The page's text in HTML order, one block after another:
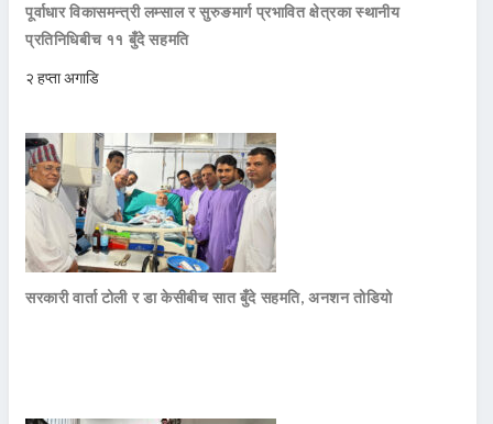
पूर्वाधार विकासमन्त्री लम्साल र सुरुङमार्ग प्रभावित क्षेत्रका स्थानीय
प्रतिनिधिबीच ११ बुँदे सहमति
२ हप्ता अगाडि
सरकारी वार्ता टोली र डा केसीबीच सात बुँदे सहमति, अनशन तोडियो